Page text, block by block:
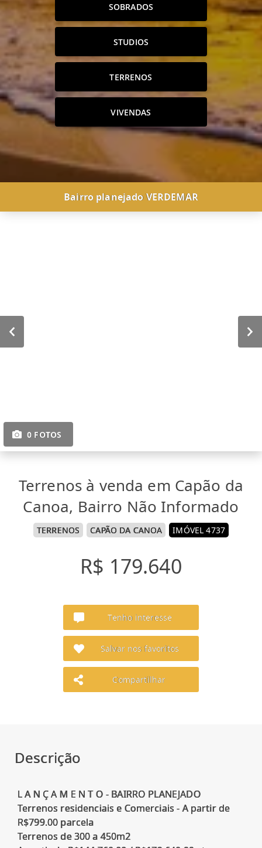
SOBRADOS
STUDIOS
TERRENOS
VIVENDAS
Bairro planejado VERDEMAR
0 FOTOS
Terrenos à venda em Capão da
Canoa, Bairro Não Informado
TERRENOS CAPÃO DA CANOA IMÓVEL 4737
R$ 179.640
Tenho interesse
Salvar nos favoritos
Compartilhar
Descrição
L A N Ç A M E N T O - BAIRRO PLANEJADO
Terrenos residenciais e Comerciais - A partir de
R$799.00 parcela
Terrenos de 300 a 450m2